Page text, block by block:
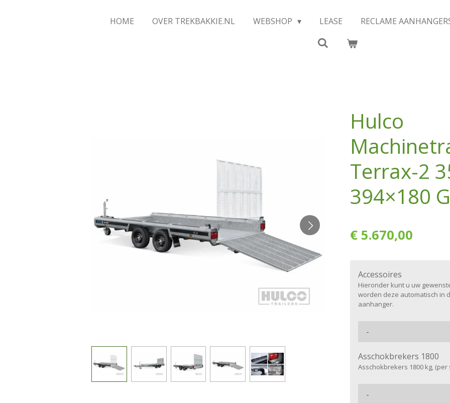
HOME OVER TREKBAKKIE.NL WEBSHOP LEASE RECLAME
Hulco
Terrax-2
394×180
€ 5.670,00
Accessoires
Hieronder kunt u uw
worden deze automatisch in
aanhanger.
Asschokbrekers 1800
Asschokbrekers 1800 kg, (per